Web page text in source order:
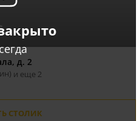
д. 2
и еще 2
СТОЛИК